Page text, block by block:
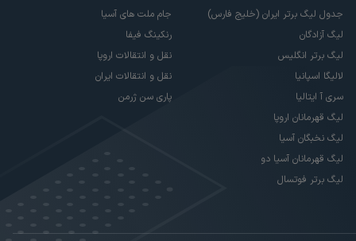
جدول لیگ برتر ایران (خلیج فارس)
لیگ آزادگان
لیگ برتر انگلیس
لالیگا اسپانیا
سری آ ایتالیا
لیگ قهرمانان اروپا
لیگ نخبگان آسیا
لیگ قهرمانان آسیا دو
لیگ برتر فوتسال
جام ملت های آسیا
رنکینگ فیفا
نقل و انتقالات اروپا
نقل و انتقالات ایران
پاری سن ژرمن